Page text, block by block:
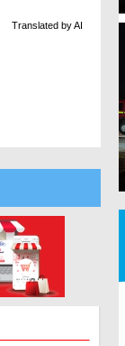
Translated by AI